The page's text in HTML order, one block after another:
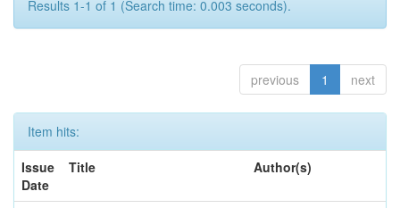
Results 1-1 of 1 (Search time: 0.003 seconds).
previous 1 next
Item hits:
Issue
Date
Title Author(s)